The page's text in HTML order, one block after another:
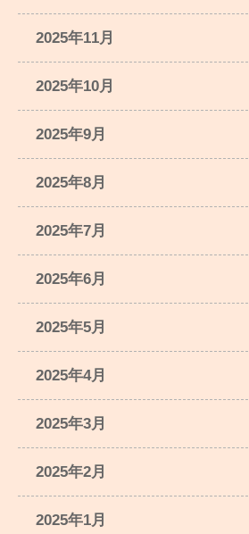
2025年11月
2025年10月
2025年9月
2025年8月
2025年7月
2025年6月
2025年5月
2025年4月
2025年3月
2025年2月
2025年1月